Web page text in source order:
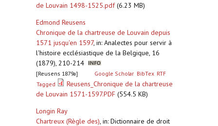
de Louvain 1498-1525.pdf(6.23 MB)
Edmond Reusens
Chronique de la chartreuse de Louvain depuis
1571 jusqu'en 1597, in: Analectes pour servir à
l'histoire ecclésiastique de la Belgique, 16
(1879), 210-214
[Reusens 1879a] Google Scholar BibTex RTF
Tagged
Reusens_Chronique de la chartreuse
de Louvain 1571-1597.PDF (554.5 KB)
Longin Ray
Chartreux (Règle des), in: Dictionnaire de droit